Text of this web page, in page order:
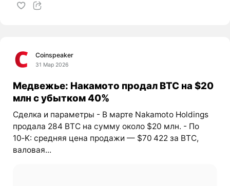
Coinspeaker
31 Мар 2026
Медвежье: Накамото продал BTC на $20
млн с убытком 40%
Сделка и параметры - В марте Nakamoto Holdings
продала 284 BTC на сумму около $20 млн. - По
10‑K: средняя цена продажи — $70 422 за BTC,
валовая...